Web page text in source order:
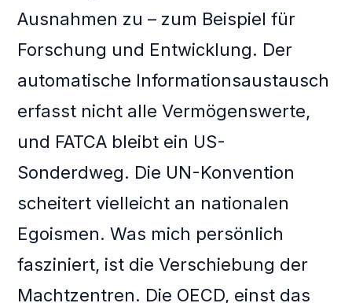
Ausnahmen zu – zum Beispiel für
Forschung und Entwicklung. Der
automatische Informationsaustausch
erfasst nicht alle Vermögenswerte,
und FATCA bleibt ein US-
Sonderdweg. Die UN-Konvention
scheitert vielleicht an nationalen
Egoismen. Was mich persönlich
fasziniert, ist die Verschiebung der
Machtzentren. Die OECD, einst das